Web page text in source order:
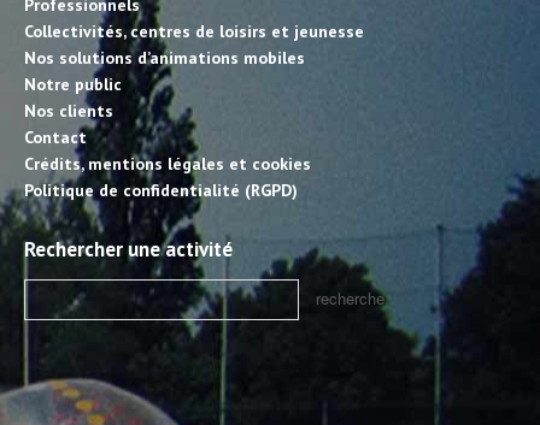
Professionnels
Collectivités, centres de loisirs et jeunesse
Nos solutions d’animations mobiles
Notre public
Nos clients
Contact
Crédits, mentions légales et cookies
Politique de confidentialité (RGPD)
Rechercher une activité